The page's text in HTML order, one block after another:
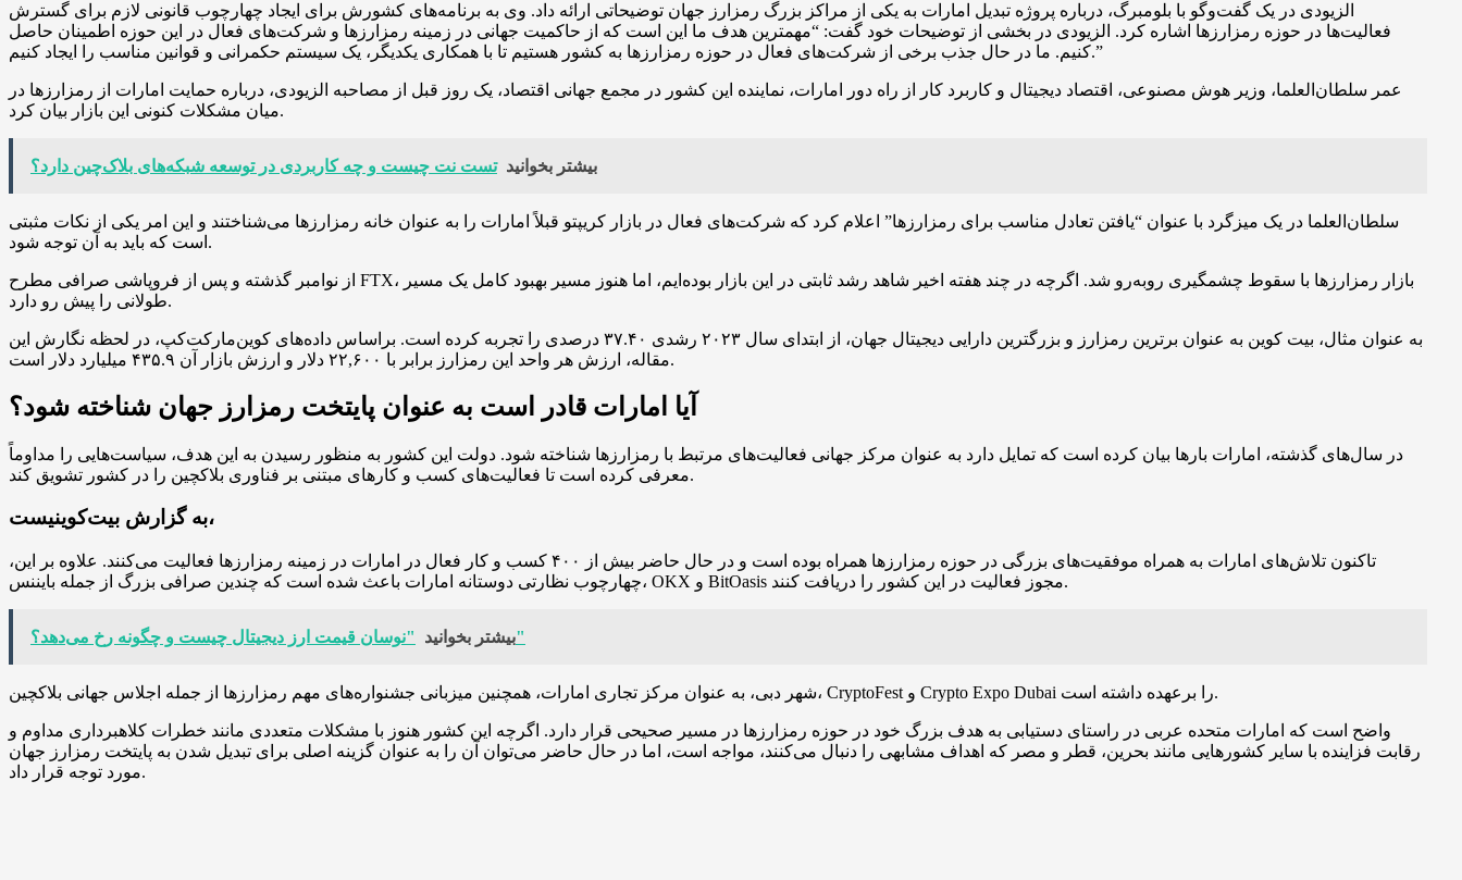
الزیودی در یک گفت‌وگو با بلومبرگ، درباره پروژه تبدیل امارات به یکی از مراکز بزرگ رمزارز جهان توضیحاتی ارائه داد. وی به برنامه‌های کشورش برای ایجاد چهارچوب قانونی لازم برای گسترش
فعالیت‌ها در حوزه رمزارزها اشاره کرد. الزیودی در بخشی از توضیحات خود گفت: “مهمترین هدف ما این است که از حاکمیت جهانی در زمینه رمزارزها و شرکت‌های فعال در این حوزه اطمینان حاصل
کنیم. ما در حال جذب برخی از شرکت‌های فعال در حوزه رمزارزها به کشور هستیم تا با همکاری یکدیگر، یک سیستم حکمرانی و قوانین مناسب را ایجاد کنیم.”
عمر سلطان‌العلما، وزیر هوش مصنوعی، اقتصاد دیجیتال و کاربرد کار از راه دور امارات، نماینده این کشور در مجمع جهانی اقتصاد، یک روز قبل از مصاحبه الزیودی، درباره حمایت امارات از رمزارزها در
میان مشکلات کنونی این بازار بیان کرد.
بیشتر بخوانید تست نت چیست و چه کاربردی در توسعه شبکه‌های بلاک‌چین دارد؟
سلطان‌العلما در یک میزگرد با عنوان “یافتن تعادل مناسب برای رمزارزها” اعلام کرد که شرکت‌های فعال در بازار کریپتو قبلاً امارات را به عنوان خانه رمزارزها می‌شناختند و این امر یکی از نکات مثبتی
است که باید به آن توجه شود.
از نوامبر گذشته و پس از فروپاشی صرافی مطرح FTX، بازار رمزارزها با سقوط چشمگیری روبه‌رو شد. اگرچه در چند هفته اخیر شاهد رشد ثابتی در این بازار بوده‌ایم، اما هنوز مسیر بهبود کامل یک مسیر
طولانی را پیش رو دارد.
به عنوان مثال، بیت کوین به عنوان برترین رمزارز و بزرگترین دارایی دیجیتال جهان، از ابتدای سال ۲۰۲۳ رشدی ۳۷.۴۰ درصدی را تجربه کرده است. براساس داده‌های کوین‌مارکت‌کپ، در لحظه نگارش این
مقاله، ارزش هر واحد این رمزارز برابر با ۲۲,۶۰۰ دلار و ارزش بازار آن ۴۳۵.۹ میلیارد دلار است.
آیا امارات قادر است به عنوان پایتخت رمزارز جهان شناخته شود؟
در سال‌های گذشته، امارات بارها بیان کرده است که تمایل دارد به عنوان مرکز جهانی فعالیت‌های مرتبط با رمزارزها شناخته شود. دولت این کشور به منظور رسیدن به این هدف، سیاست‌هایی را مداوماً
معرفی کرده است تا فعالیت‌های کسب و کارهای مبتنی بر فناوری بلاکچین را در کشور تشویق کند.
به گزارش بیت‌کوینیست،
تاکنون تلاش‌های امارات به همراه موفقیت‌های بزرگی در حوزه رمزارزها همراه بوده است و در حال حاضر بیش از ۴۰۰ کسب و کار فعال در امارات در زمینه رمزارزها فعالیت می‌کنند. علاوه بر این،
چهارچوب نظارتی دوستانه امارات باعث شده است که چندین صرافی بزرگ از جمله بایننس، OKX و BitOasis مجوز فعالیت در این کشور را دریافت کنند.
بیشتر بخوانید"نوسان قیمت ارز دیجیتال چیست و چگونه رخ می‌دهد؟"
شهر دبی، به عنوان مرکز تجاری امارات، همچنین میزبانی جشنواره‌های مهم رمزارزها از جمله اجلاس جهانی بلاکچین، CryptoFest و Crypto Expo Dubai را برعهده داشته است.
واضح است که امارات متحده عربی در راستای دستیابی به هدف بزرگ خود در حوزه رمزارزها در مسیر صحیحی قرار دارد. اگرچه این کشور هنوز با مشکلات متعددی مانند خطرات کلاهبرداری مداوم و
رقابت فزاینده با سایر کشورهایی مانند بحرین، قطر و مصر که اهداف مشابهی را دنبال می‌کنند، مواجه است، اما در حال حاضر می‌توان آن را به عنوان گزینه اصلی برای تبدیل شدن به پایتخت رمزارز جهان
مورد توجه قرار داد.